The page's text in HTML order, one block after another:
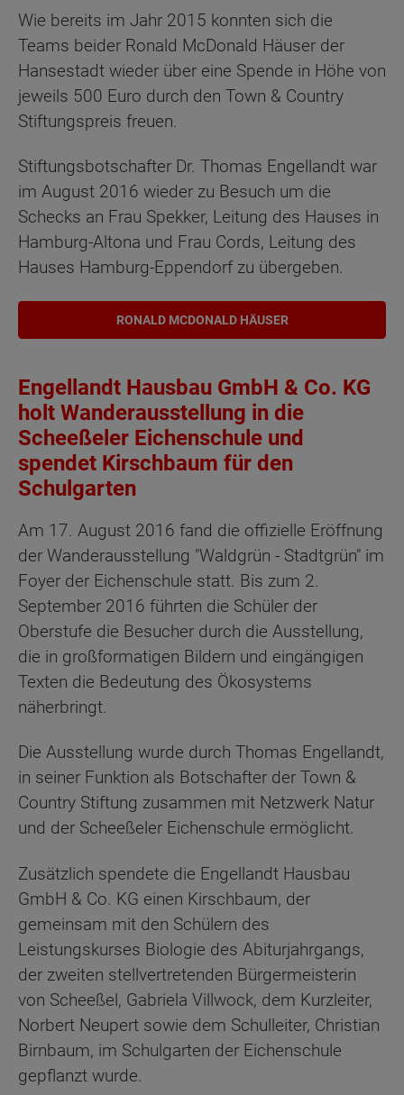
Wie bereits im Jahr 2015 konnten sich die
Teams beider Ronald McDonald Häuser der
Hansestadt wieder über eine Spende in Höhe von
jeweils 500 Euro durch den Town & Country
Stiftungspreis freuen.
Stiftungsbotschafter Dr. Thomas Engellandt war
im August 2016 wieder zu Besuch um die
Schecks an Frau Spekker, Leitung des Hauses in
Hamburg-Altona und Frau Cords, Leitung des
Hauses Hamburg-Eppendorf zu übergeben.
RONALD MCDONALD HÄUSER
Engellandt Hausbau GmbH & Co. KG
holt Wanderausstellung in die
Scheeßeler Eichenschule und
spendet Kirschbaum für den
Schulgarten
Am 17. August 2016 fand die offizielle Eröffnung
der Wanderausstellung "Waldgrün - Stadtgrün" im
Foyer der Eichenschule statt. Bis zum 2.
September 2016 führten die Schüler der
Oberstufe die Besucher durch die Ausstellung,
die in großformatigen Bildern und eingängigen
Texten die Bedeutung des Ökosystems
näherbringt.
Die Ausstellung wurde durch Thomas Engellandt,
in seiner Funktion als Botschafter der Town &
Country Stiftung zusammen mit Netzwerk Natur
und der Scheeßeler Eichenschule ermöglicht.
Zusätzlich spendete die Engellandt Hausbau
GmbH & Co. KG einen Kirschbaum, der
gemeinsam mit den Schülern des
Leistungskurses Biologie des Abiturjahrgangs,
der zweiten stellvertretenden Bürgermeisterin
von Scheeßel, Gabriela Villwock, dem Kurzleiter,
Norbert Neupert sowie dem Schulleiter, Christian
Birnbaum, im Schulgarten der Eichenschule
gepflanzt wurde.